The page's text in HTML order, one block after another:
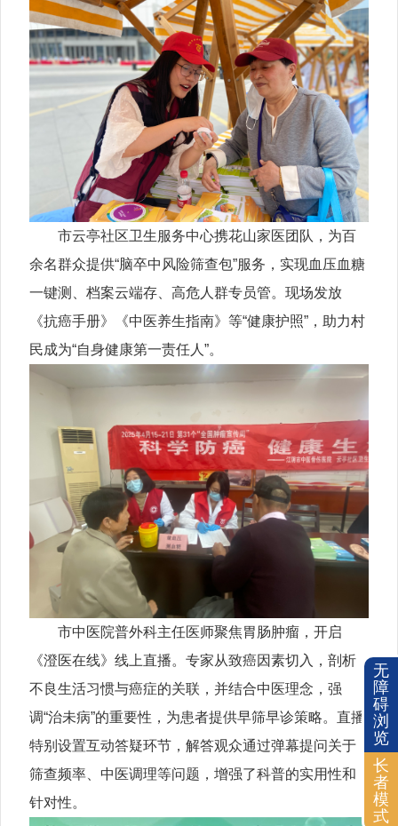
市云亭社区卫生服务中心携花山家医团队，为百
余名群众提供“脑卒中风险筛查包”服务，实现血压血糖
一键测、档案云端存、高危人群专员管。现场发放
《抗癌手册》《中医养生指南》等“健康护照”，助力村
民成为“自身健康第一责任人”。
市中医院普外科主任医师聚焦胃肠肿瘤，开启
《澄医在线》线上直播。专家从致癌因素切入，剖析
不良生活习惯与癌症的关联，并结合中医理念，强
调“治未病”的重要性，为患者提供早筛早诊策略。直播
特别设置互动答疑环节，解答观众通过弹幕提问关于
筛查频率、中医调理等问题，增强了科普的实用性和
针对性。
无
障
碍
浏
览
长
者
模
式